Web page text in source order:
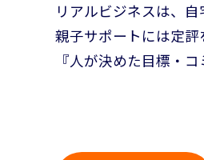
リアルビジネスは、
親子サポートには定評
『人が決めた目標・コ